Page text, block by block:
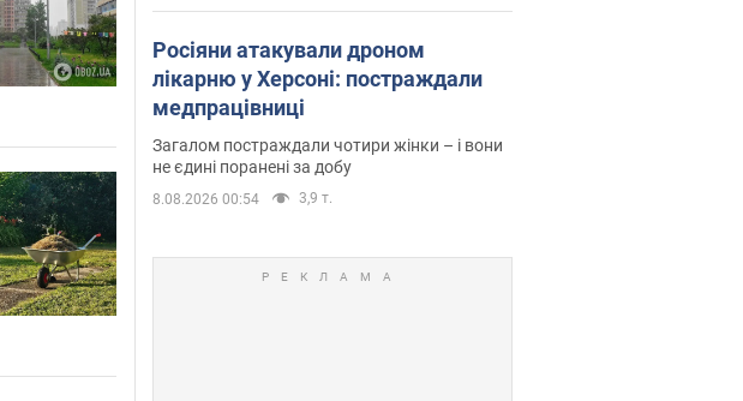
Росіяни атакували дроном
лікарню у Херсоні: постраждали
медпрацівниці
Загалом постраждали чотири жінки – і вони
не єдині поранені за добу
8.08.2026 00:54 3,9 т.